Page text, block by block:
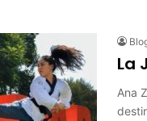
La
Ana